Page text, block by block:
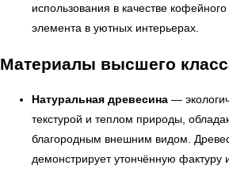
использования в качестве
элемента в уютных интерьерах.
Материалы высшего
Натуральная древесина —
текстурой и теплом природы,
благородным внешним видом.
демонстрирует утончённую фактуру